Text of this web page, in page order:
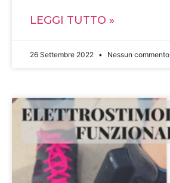
LEGGI TUTTO »
26 Settembre 2022 Nessun commento